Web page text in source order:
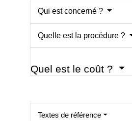
Qui est concerné ?
Quelle est la procédure ?
Quel est le coût ?
Textes de référence